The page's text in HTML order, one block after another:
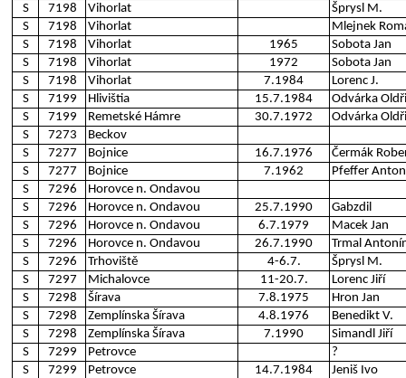
S
7198 Vihorlat
Šprysl M.
S
7198 Vihorlat
Mlejnek
S
7198 Vihorlat 1965
Sobota Jan
S
7198 Vihorlat 1972
Sobota Jan
S
7198 Vihorlat 7.1984
Lorenc J.
S
7199 Hlivištia 15.7.1984
Odvárka
S
7199 Remetské Hámre 30.7.1972
Odvárka
S
7273
Beckov
S
7277 Bojnice 16.7.1976
Čermák
S
7277 Bojnice 7.1962
Pfeffer
S
7296
Horovce n. Ondavou
S
7296 Horovce n. Ondavou 25.7.1990
Gabzdil
S
7296 Horovce n. Ondavou 6.7.1979
Macek Jan
S
7296 Horovce n. Ondavou 26.7.1990
Trmal
S
7296 Trhoviště 4-6.7.
Šprysl M.
S
7297 Michalovce 11-20.7.
Lorenc Jiří
S
7298 Šírava 7.8.1975
Hron Jan
S
7298 Zemplínska Šírava 4.8.1976
Benedikt V.
S
7298 Zemplínska Šírava 7.1990
Simandl Jiří
S
7299 Petrovce
?
S
7299 Petrovce 14.7.1984
Jeniš Ivo